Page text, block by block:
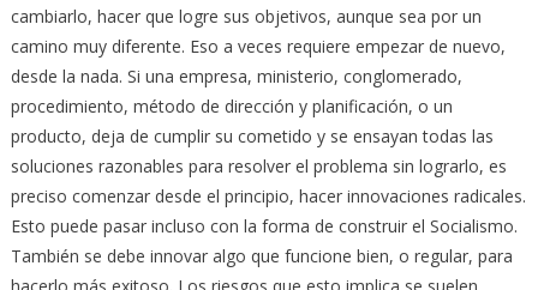
cambiarlo, hacer que logre sus objetivos, aunque sea por un
camino muy diferente. Eso a veces requiere empezar de nuevo,
desde la nada. Si una empresa, ministerio, conglomerado,
procedimiento, método de dirección y planificación, o un
producto, deja de cumplir su cometido y se ensayan todas las
soluciones razonables para resolver el problema sin lograrlo, es
preciso comenzar desde el principio, hacer innovaciones radicales.
Esto puede pasar incluso con la forma de construir el Socialismo.
También se debe innovar algo que funcione bien, o regular, para